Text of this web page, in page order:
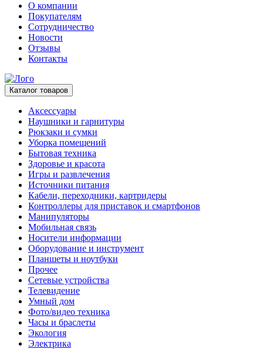
О компании
Покупателям
Сотрудничество
Новости
Отзывы
Контакты
Каталог товаров
Аксессуары
Наушники и гарнитуры
Рюкзаки и сумки
Уборка помещений
Бытовая техника
Здоровье и красота
Игры и развлечения
Источники питания
Кабели, переходники, картридеры
Контроллеры для приставок и смартфонов
Манипуляторы
Мобильная связь
Носители информации
Оборудование и инструмент
Планшеты и ноутбуки
Прочее
Сетевые устройства
Телевидение
Умный дом
Фото/видео техника
Часы и браслеты
Экология
Электрика